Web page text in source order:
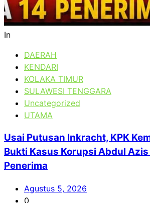
In
DAERAH
KENDARI
KOLAKA TIMUR
SULAWESI TENGGARA
Uncategorized
UTAMA
Usai Putusan Inkracht, KPK
Bukti Kasus Korupsi Abdul Azis
Penerima
Agustus 5, 2026
0